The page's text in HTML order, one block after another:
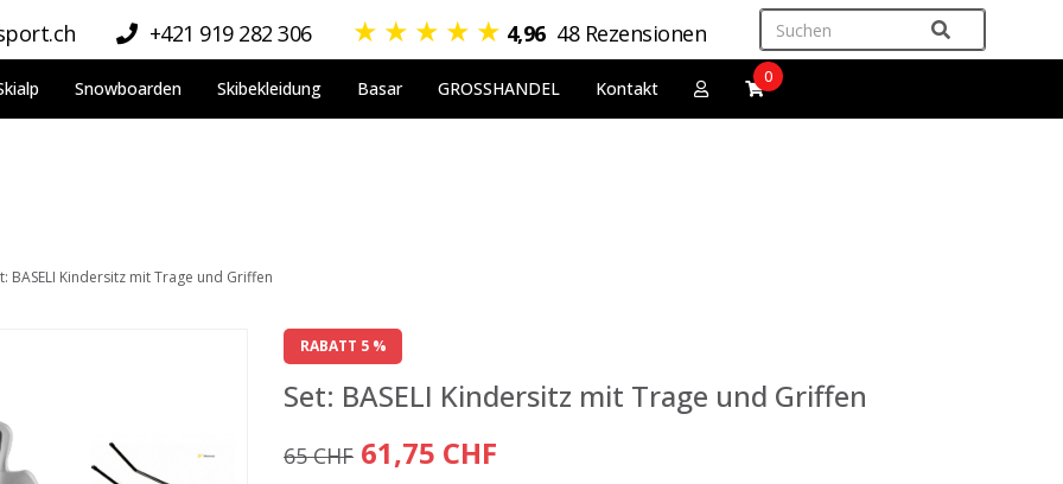
+421 919 282 306 ★ ★ ★ ★ ★ 4,96 48 Rezensionen
Snowboarden Skibekleidung Basar GROSSHANDEL Kontakt
0
BASELI Kindersitz mit Trage und Griffen
RABATT 5 %
Set: BASELI Kindersitz mit Trage und Griffen
65 CHF 61,75 CHF